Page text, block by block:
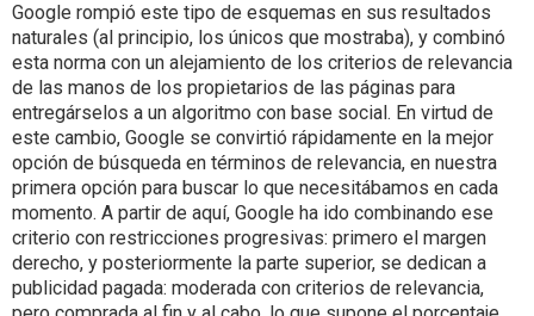
Google rompió este tipo de esquemas en sus resultados
naturales (al principio, los únicos que mostraba), y combinó
esta norma con un alejamiento de los criterios de relevancia
de las manos de los propietarios de las páginas para
entregárselos a un algoritmo con base social. En virtud de
este cambio, Google se convirtió rápidamente en la mejor
opción de búsqueda en términos de relevancia, en nuestra
primera opción para buscar lo que necesitábamos en cada
momento. A partir de aquí, Google ha ido combinando ese
criterio con restricciones progresivas: primero el margen
derecho, y posteriormente la parte superior, se dedican a
publicidad pagada: moderada con criterios de relevancia,